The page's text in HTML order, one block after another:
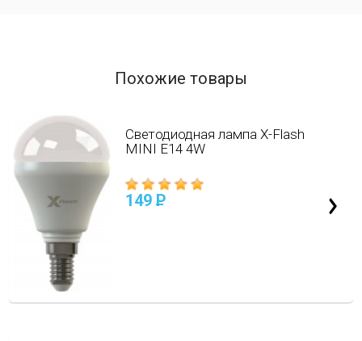
Похожие товары
Светодиодная лампа X-Flash
MINI E14 4W
149 P